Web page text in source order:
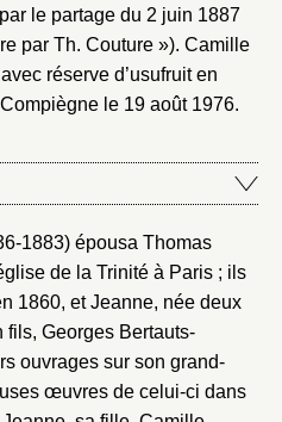
le partage du 2 juin 1887
par Th. Couture »). Camille
réserve d’usufruit en
le 19 août 1976.
1883) épousa Thomas
de la Trinité à Paris ; ils
1860, et Jeanne, née deux
fils, Georges Bertauts-
ouvrages sur son grand-
œuvres de celui-ci dans